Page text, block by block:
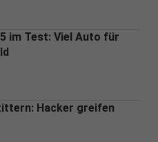
5 im Test: Viel Auto für
Hacker greifen